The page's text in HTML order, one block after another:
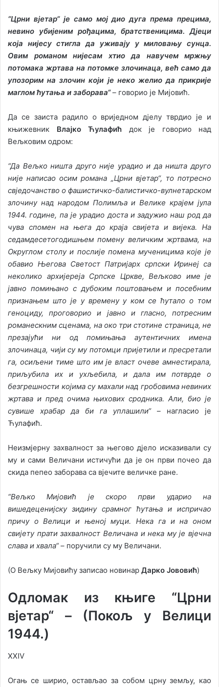
“Црни вјетар“је само мој дио дуга према прецима,
невино убијеним рођацима, братственицима. Дјеци
која нијесу стигла да уживају у миловању сунца.
Овим романом нијесам хтио да навучем мржњу
потомака жртава на потомке злочинаца, већ само да
упозорим на злочин који је неко желио да прикрије
маглом ћутања и заборава“ – говорио је Мијовић.
Да се заиста радило о вриједном дјелу тврдио је и
књижевник Влајко Ћулафић док је говорио над
Вељковим одром:
“Да Вељко ништа друго није урадио и да ништа друго
није написао осим романа „Црни вјетар“, то потресно
свједочанство о фашистичко-балистичко-вулнетарском
злочину над народом Полимља и Велике крајем јула
1944. године, па је урадио доста и задужио наш род да
чува спомен на њега до краја свијета и вијека. На
седамдесетогодишњем помену величким жртвама, на
Округлом столу и послије помена мученицима које је
обавио Његова Светост Патријарх српски Иринеј са
неколико архијереја Српске Цркве, Вељково име је
јавно помињано с дубоким поштовањем и посебним
признањем што је у времену у ком се ћутало о том
геноциду, проговорио и јавно и гласно, потресним
романескним сценама, на око три стотине страница, не
презајући ни од помињања аутентичних имена
злочинаца, чији су му потомци пријетили и пресретали
га, осиљени тиме што им је власт очеве амнестирала,
приљубила их и ухљебила, и дала им потврде о
безгрешности којима су махали над гробовима невиних
жртава и пред очима њихових сродника. Али, био је
сувише храбар да би га уплашили“– нагласио је
Ћулафић.
Неизмјерну захвалност за његово дјело исказивали су
му и сами Величани истичући да је он први почео да
скида пепео заборава са вјечите величке ране.
“Вељко Мијовић је скоро први ударио на
вишедеценијску зидину срамног ћутања и испричао
причу о Велици и њеној муци. Нека га и на оном
свијету прати захвалност Величана и нека му је вјечна
слава и хвала“– поручили су му Величани.
(О Вељку Мијовићу записао новинар Дарко Јововић)
Одломак из књиге “Црни
вјетар“ – (Покољ у Велици
1944.)
XXIV
Огањ се ширио, остављао за собом црну земљу, као